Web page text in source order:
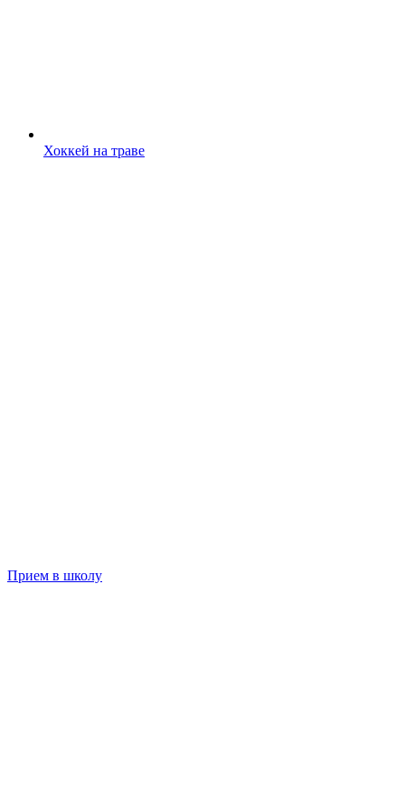
Хоккей на траве
Прием в школу